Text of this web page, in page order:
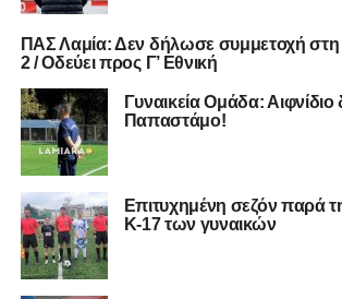
ΠΑΣ Λαμία: Δεν δήλωσε συμμετοχή
2 / Οδεύει προς Γ’ Εθνική
Γυναικεία Ομάδα: Αιφνίδιο
Παπαστάμο!
Επιτυχημένη σεζόν παρά
Κ-17 των γυναικών